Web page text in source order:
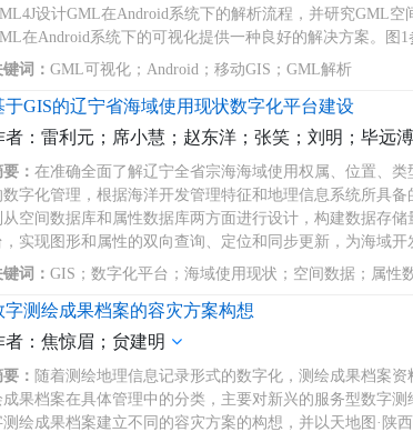
设计GML在Android系统下的解析流程，并研究GML
在Android系统下的可视化提供一种良好的解决方案。图1
词： GML可视化；Android；移动GIS；GML解析
于GIS的辽宁省海域使用现状数字化平台建设
者：雷利元；席小慧；赵东洋；张笑；刘明；毕远溥
： 在准确全面了解辽宁全省宗海海域使用权属、位置、
数字化管理，根据海洋开发管理特征和地理信息系统所具
从空间数据库和属性数据库两方面进行设计，构建数据存
，实现图形和属性的双向查询、定位和同步更新，为海域
词： GIS；数字化平台；海域使用现状；空间数据；属性
字测绘成果档案的容灾方案构想
者：焦惊眉；贠建明
： 随着测绘地理信息记录形式的数字化，测绘成果档案
成果档案在具体管理中的分类，主要对新兴的服务型数字
测绘成果档案建立不同的容灾方案的构想，并以天地图·陕